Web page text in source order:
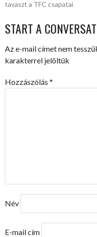
NAVIGATION
tavaszt a TFC csapatai
START A
Az e-mail címet nem
karakterrel jelöltük
Hozzászólás *
Név
E-mail cím